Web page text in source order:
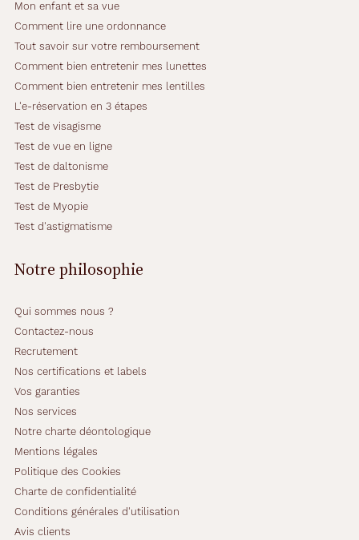
Mon enfant et sa vue
Comment lire une ordonnance
Tout savoir sur votre remboursement
Comment bien entretenir mes lunettes
Comment bien entretenir mes lentilles
L'e-réservation en 3 étapes
Test de visagisme
Test de vue en ligne
Test de daltonisme
Test de Presbytie
Test de Myopie
Test d'astigmatisme
Notre philosophie
Qui sommes nous ?
Contactez-nous
Recrutement
Nos certifications et labels
Vos garanties
Nos services
Notre charte déontologique
Mentions légales
Politique des Cookies
Charte de confidentialité
Conditions générales d'utilisation
Avis clients